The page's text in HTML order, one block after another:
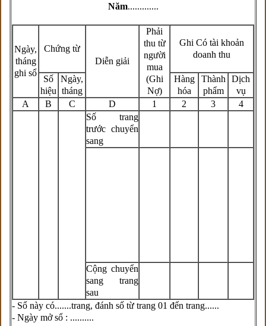
Năm.............
Ngày,
tháng
ghi sổ
Chứng từ
Diễn giải
Phải
thu từ
người
mua
(Ghi
Nợ)
Ghi Có tài khoản
doanh thu
Số
hiệu
Ngày,
tháng
Hàng
hóa
Thành
phẩm
Dịch
vụ
A
B C D 1 2 3
4
Số trang
trước chuyển
sang
Cộng chuyển
sang trang
sau
- Sổ này có.......trang, đánh số từ trang 01 đến trang......
- Ngày mở sổ : ..........